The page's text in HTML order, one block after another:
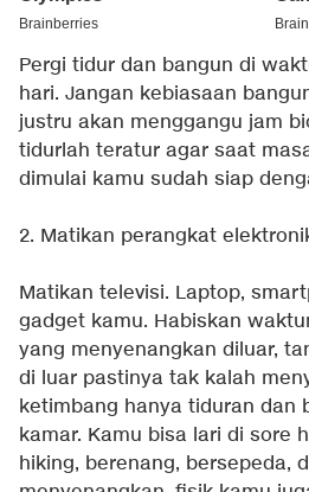
Pergi tidur dan bangun di
hari. Jangan kebiasaan
justru akan menggangu jam
tidurlah teratur agar saat
dimulai kamu sudah siap
2. Matikan perangkat
Matikan televisi. Laptop,
gadget kamu. Habiskan
yang menyenangkan diluar,
di luar pastinya tak kalah
ketimbang hanya tiduran dan
kamar. Kamu bisa lari di sore
hiking, berenang, bersepeda,